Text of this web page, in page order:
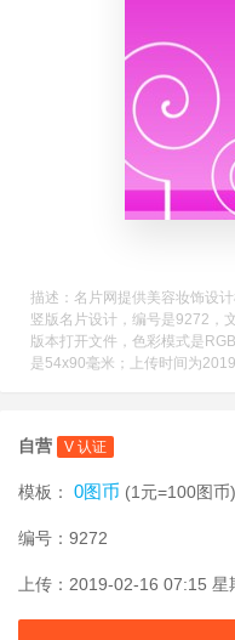
描述：名片网提供美容妆饰设
竖版名片设计，编号是9272，
版本打开文件，色彩模式是
是54x90毫米；上传时间为
自营 V 认证
模板： 0图币 (1元=100图币)
编号：9272
上传：2019-02-16 07:15 星